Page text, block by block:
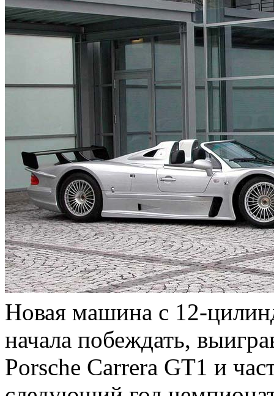
Новая машина с 12-
начала побеждать,
Porsche Carrera GT1 и